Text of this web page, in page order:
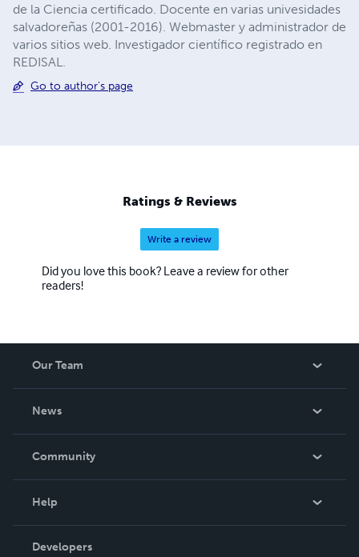
de la Ciencia certificado. Docente en varias univesidades
salvadoreñas (2001-2016). Webmaster y administrador de
varios sitios web. Investigador científico registrado en
REDISAL.
Go to author's page
Ratings & Reviews
Write a review
Did you love this book? Leave a review for other
readers!
Our Team
News
In The News
Community
Podcast
Help
Order Lookup
Developers